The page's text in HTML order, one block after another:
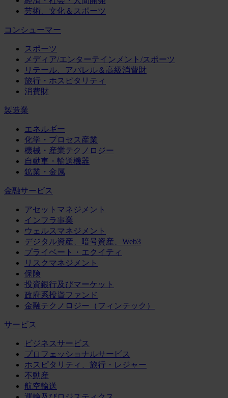
芸術、文化＆スポーツ
コンシューマー
スポーツ
メディア/エンターテインメント/スポーツ
リテール、アパレル＆高級消費財
旅行・ホスピタリティ
消費財
製造業
エネルギー
化学・プロセス産業
機械・産業テクノロジー
自動車・輸送機器
鉱業・金属
金融サービス
アセットマネジメント
インフラ事業
ウェルスマネジメント
デジタル資産、暗号資産、Web3
プライベート・エクイティ
リスクマネジメント
保険
投資銀行及びマーケット
政府系投資ファンド
金融テクノロジー（フィンテック）
サービス
ビジネスサービス
プロフェッショナルサービス
ホスピタリティ、旅行・レジャー
不動産
航空輸送